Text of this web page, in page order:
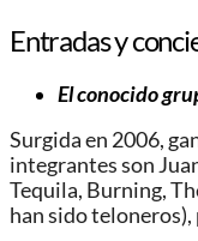
Entradas y
El conocido
Surgida en 2006,
integrantes son
Tequila, Burning,
han sido